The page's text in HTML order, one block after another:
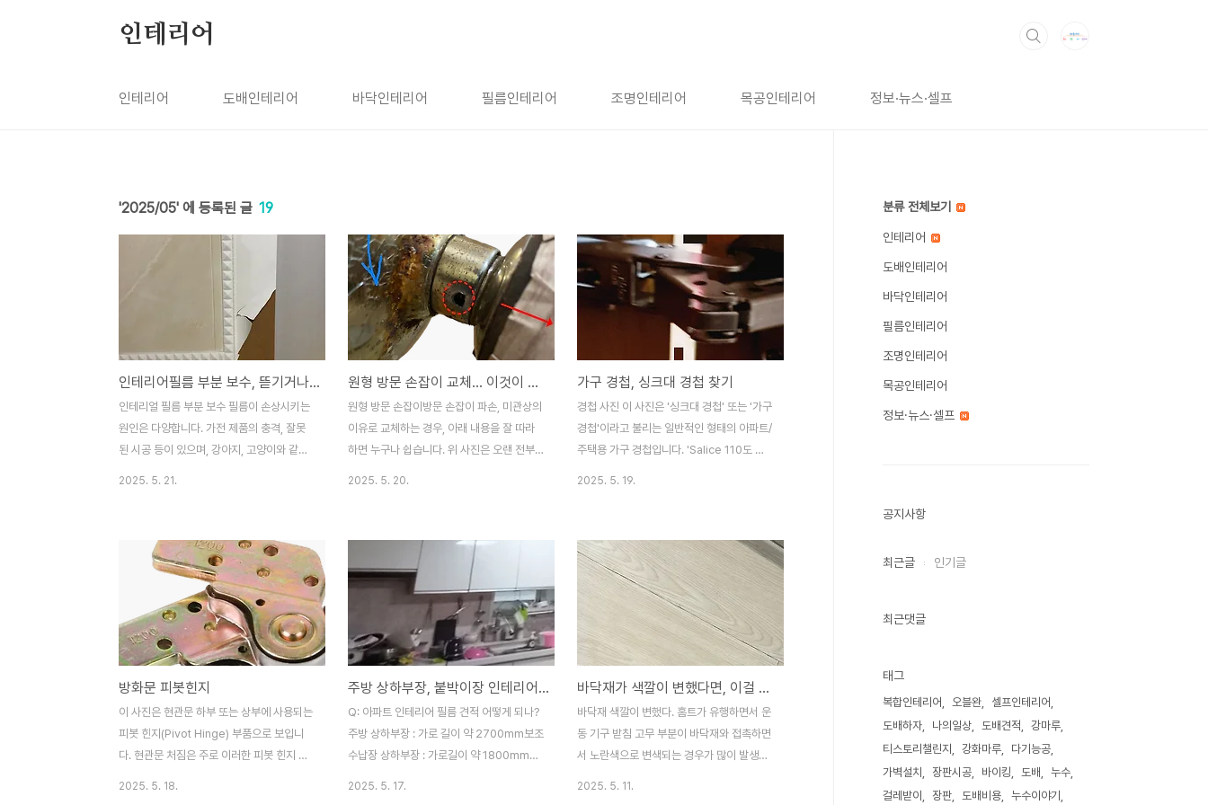
인테리어
인테리어 도배인테리어 바닥인테리어 필름인테리어 조명인테리어 목공인테리어 정보·뉴스·셀프
2025/05 19
인테리어필름 부분 보수, 뜯기거나 파손됐을 때
인테리얼 필름 부분 보수 필름이 손상시키는
원인은 다양합니다. 가전 제품의 충격, 잘못
된 시공 등이 있으며, 강아지, 고양이와 같은
능합니다. 보수 비용 산출 (예상)비용은 어떤
종류의 필름을 선택하느냐, 얼마나 넓은 부위
를 보수하느냐, 직접 하느냐 전문가에게 맡기
느냐에 따라 크게 달라집니다. 문틀의 폭과
높이를 고려했을 때, 필요한 필름 양은 그리
많지 않을 것으로 예상됩니다.재료비 (필름
및 부자재):인테리어 필름 (부분 보수용 소
량): 5천원 ~ 3만원 내외 (필름 종류, 품질,
판매 단위에 따라 다름)헤라 또는 밀대 (기포
제거..
2025. 5. 21.
원형 방문 손잡이 교체... 이것이 있어야 한다.
원형 방문 손잡이방문 손잡이 파손, 미관상의
이유로 교체하는 경우, 아래 내용을 잘 따라
하면 누구나 쉽습니다. 위 사진은 오랜 전부
접 하시면 비용을 절약할 수 있는 작업 중 하
나입니다. 제거 방법, 새 제품 찾는 방법, 그리
고 가격대에 대해 자세히 알려드릴게요. 방문
손잡이 제거하는 방법일반적인 방문 손잡이
(레버형 또는 구형 둥근형)는 대부분 비슷한
방식으로 분리됩니다. 필요한 도구는 십자 드
라이버 하나면 충분한 경우가 많습니다. 간혹
일자 드라이버나 얇은 송곳 같은 것이 필요할
수도 있습니다. 손잡이 플레이트 분리:방문
안쪽 (잠..
2025. 5. 20.
가구 경첩, 싱크대 경첩 찾기
경첩 사진 이 사진은 '싱크대 경첩' 또는 '가구
경첩'이라고 불리는 일반적인 형태의 아파트/
주택용 가구 경첩입니다. 'Salice 110도 셀
아보실 수 있는 곳대형 온라인 쇼핑몰: 쿠팡,
지마켓, 옥션, 11번가 등의 대형 쇼핑몰에서
"싱크대 경첩", "가구 경첩", "댐퍼 경첩",
"110도 경첩" 등의 키워드로 검색하시면 다
양한 제품을 찾을 수 있습니다.가구 하드웨어
전문 온라인 쇼핑몰: '문고리닷컴', '손잡이드
림' 등 가구 부속품 및 철물을 전문적으로 판
매하는 온라인 쇼핑몰에서 더욱 다양한 종류
와 브랜드의 경첩을..
2025. 5. 19.
방화문 피봇힌지
이 사진은 현관문 하부 또는 상부에 사용되는
피봇 힌지(Pivot Hinge) 부품으로 보입니
다. 현관문 처짐은 주로 이러한 피봇 힌지 부
2025. 5. 18.
주방 상하부장, 붙박이장 인테리어 필름 견적은?
Q: 아파트 인테리어 필름 견적 어떻게 되나?
주방 상하부장 : 가로 길이 약 2700mm보조
수납장 상하부장 : 가로길이 약 1800mm방
2025. 5. 17.
바닥재가 색깔이 변했다면, 이걸 의심해봐야...
바닥재 색깔이 변했다. 홈트가 유행하면서 운
동 기구 받침 고무 부분이 바닥재와 접촉하면
서 노란색으로 변색되는 경우가 많이 발생합
2025. 5. 11.
분류 전체보기
인테리어
도배인테리어
바닥인테리어
필름인테리어
조명인테리어
목공인테리어
정보·뉴스·셀프
공지사항
최근글 인기글
최근댓글
태그
복합인테리어 오블완
셀프인테리어
도배하자
나의일상 도배견적
강마루
티스토리챌린지
강화마루
다기능공
가벽설치
장판시공 바이킹 도배
누수
걸레받이
장판 도배비용
누수이야기